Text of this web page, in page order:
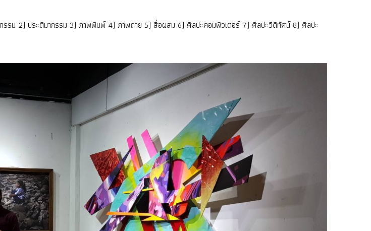
รม 2) ประติมากรรม 3) ภาพพิมพ์ 4) ภาพถ่าย 5) สื่อผสม 6) ศิลปะคอมพิวเตอร์ 7) ศิลปะวีดิทัศน์ 8) ศิลปะ